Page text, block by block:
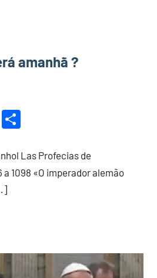
amanhã ?
Copy
Las Profecias de
a 1098 «O imperador alemão